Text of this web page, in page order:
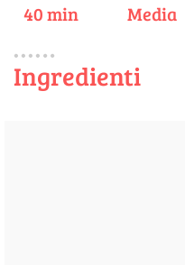
40 min Media
Ingredienti